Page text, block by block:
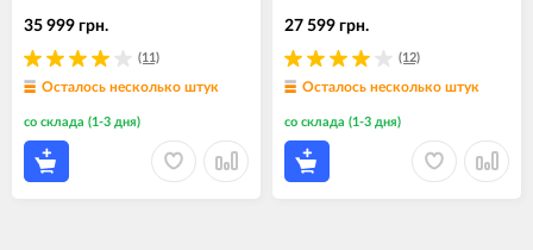
(11)
35 999 грн.
Осталось несколько штук
со склада (1-3 дня)
(12)
27 599 грн.
Осталось несколько штук
со склада (1-3 дня)